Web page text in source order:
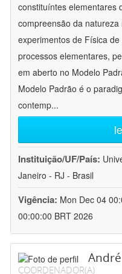
constituíntes elementares
compreensão da
experimentos de Física
processos elementares,
em aberto no Modelo
Modelo Padrão é o
contemp...
Instituição/UF/País:
Janeiro - RJ - Brasil
Vigência: Mon Dec 04
00:00:00 BRT 2026
COORDENADOR(A)